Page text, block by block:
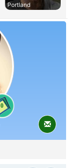
Portland
0